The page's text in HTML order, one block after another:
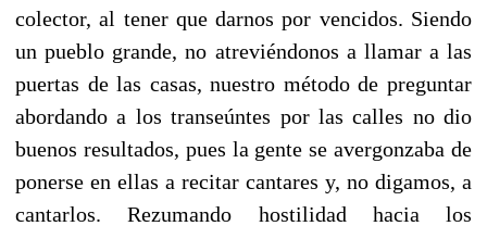
colector, al tener que darnos por vencidos. Siendo
un pueblo grande, no atreviéndonos a llamar a las
puertas de las casas, nuestro método de preguntar
abordando a los transeúntes por las calles no dio
buenos resultados, pues la gente se avergonzaba de
ponerse en ellas a recitar cantares y, no digamos, a
cantarlos. Rezumando hostilidad hacia los